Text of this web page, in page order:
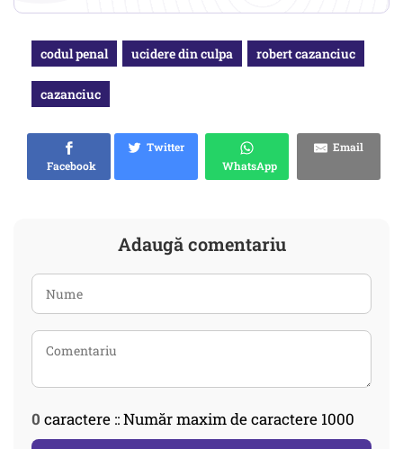
codul penal ucidere din culpa robert cazanciuc
cazanciuc
Facebook
Twitter
WhatsApp
Email
Adaugă comentariu
0 caractere :: Număr maxim de caractere 1000